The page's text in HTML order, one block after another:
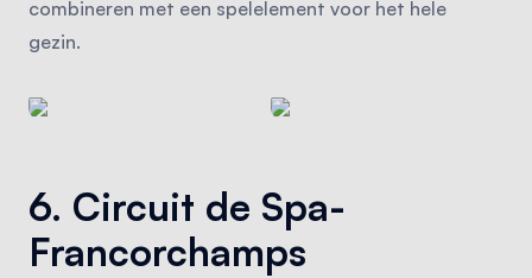
combineren met een spelelement voor het hele
gezin.
6. Circuit de Spa-
Francorchamps